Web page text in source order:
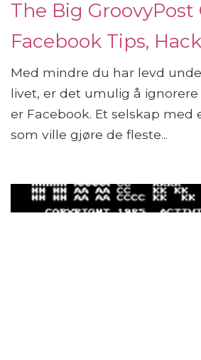
The Big GroovyPost
Facebook Tips,
Med mindre du har levd
livet, er det umulig å
er Facebook. Et selskap med
som ville gjøre de fleste...